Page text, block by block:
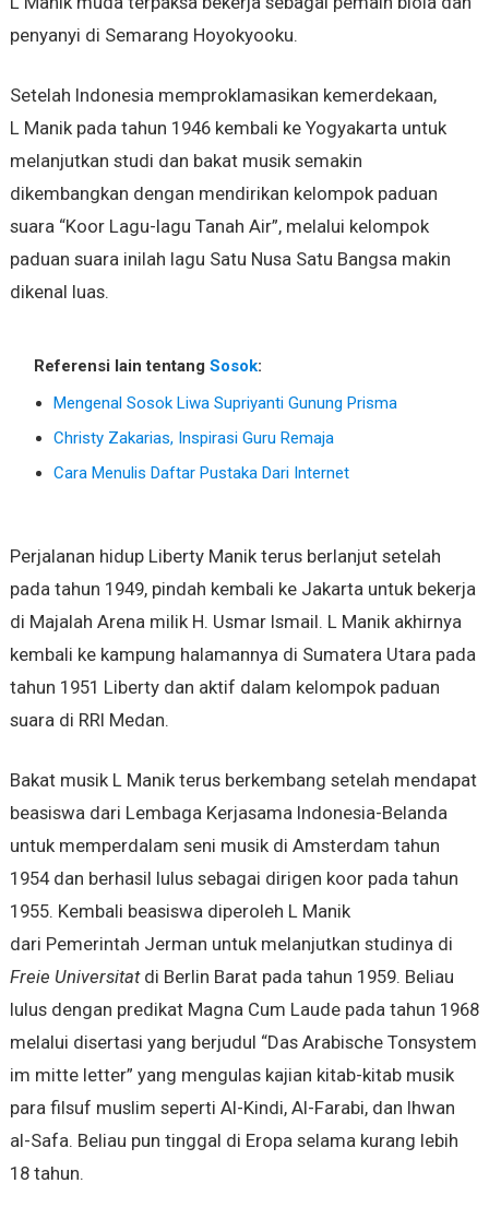
penyanyi di Semarang Hoyokyooku.
Setelah Indonesia memproklamasikan kemerdekaan,
L Manik pada tahun 1946 kembali ke Yogyakarta untuk
melanjutkan studi dan bakat musik semakin
dikembangkan dengan mendirikan kelompok paduan
suara “Koor Lagu-lagu Tanah Air”, melalui kelompok
paduan suara inilah lagu Satu Nusa Satu Bangsa makin
dikenal luas.
Referensi lain tentang Sosok:
Mengenal Sosok Liwa Supriyanti Gunung Prisma
Christy Zakarias, Inspirasi Guru Remaja
Cara Menulis Daftar Pustaka Dari Internet
Perjalanan hidup Liberty Manik terus berlanjut setelah
pada tahun 1949, pindah kembali ke Jakarta untuk bekerja
di Majalah Arena milik H. Usmar Ismail. L Manik akhirnya
kembali ke kampung halamannya di Sumatera Utara pada
tahun 1951 Liberty dan aktif dalam kelompok paduan
suara di RRI Medan.
Bakat musik L Manik terus berkembang setelah mendapat
beasiswa dari Lembaga Kerjasama Indonesia-Belanda
untuk memperdalam seni musik di Amsterdam tahun
1954 dan berhasil lulus sebagai dirigen koor pada tahun
1955. Kembali beasiswa diperoleh L Manik
dari Pemerintah Jerman untuk melanjutkan studinya di
Freie Universitatdi Berlin Barat pada tahun 1959. Beliau
lulus dengan predikat Magna Cum Laude pada tahun 1968
melalui disertasi yang berjudul “Das Arabische Tonsystem
im mitte letter” yang mengulas kajian kitab-kitab musik
para filsuf muslim seperti Al-Kindi, Al-Farabi, dan Ihwan
al-Safa. Beliau pun tinggal di Eropa selama kurang lebih
18 tahun.